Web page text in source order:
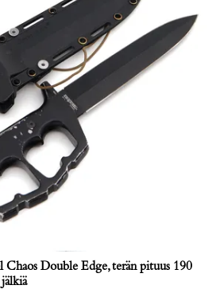
Chaos Double Edge, terän pituus 190